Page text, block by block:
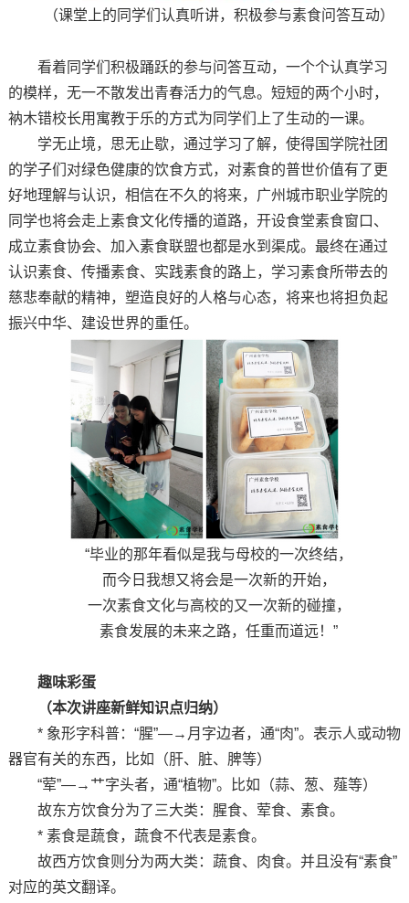
（课堂上的同学们认真听讲，积极参与素食问答互动）
看着同学们积极踊跃的参与问答互动，一个个认真学习
的模样，无一不散发出青春活力的气息。短短的两个小时，
衲木错校长用寓教于乐的方式为同学们上了生动的一课。
学无止境，思无止歇，通过学习了解，使得国学院社团
的学子们对绿色健康的饮食方式，对素食的普世价值有了更
好地理解与认识，相信在不久的将来，广州城市职业学院的
同学也将会走上素食文化传播的道路，开设食堂素食窗口、
成立素食协会、加入素食联盟也都是水到渠成。最终在通过
认识素食、传播素食、实践素食的路上，学习素食所带去的
慈悲奉献的精神，塑造良好的人格与心态，将来也将担负起
振兴中华、建设世界的重任。
“毕业的那年看似是我与母校的一次终结，
而今日我想又将会是一次新的开始，
一次素食文化与高校的又一次新的碰撞，
素食发展的未来之路，任重而道远！”
趣味彩蛋
（本次讲座新鲜知识点归纳）
* 象形字科普：“腥”—→月字边者，通“肉”。表示人或动物
器官有关的东西，比如（肝、脏、脾等）
“荤”—→艹字头者，通“植物”。比如（蒜、葱、薤等）
故东方饮食分为了三大类：腥食、荤食、素食。
* 素食是蔬食，蔬食不代表是素食。
故西方饮食则分为两大类：蔬食、肉食。并且没有“素食”
对应的英文翻译。